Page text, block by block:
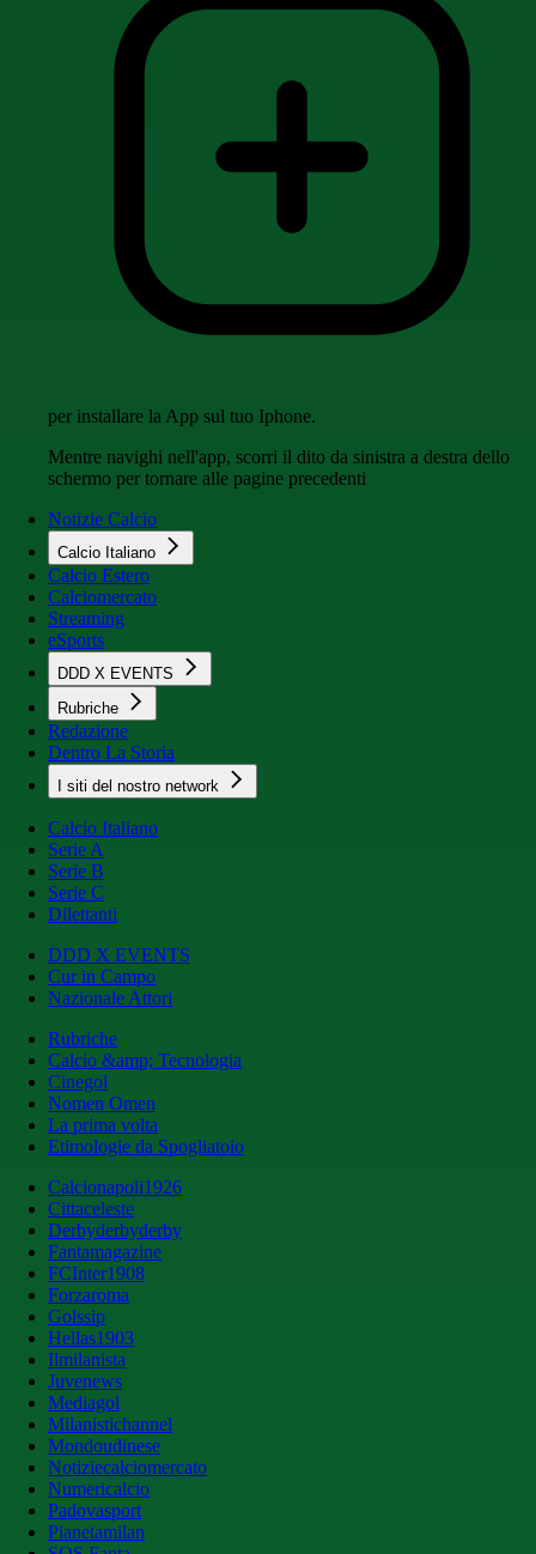
per installare la App sul tuo Iphone.
Mentre navighi nell'app, scorri il dito da sinistra a destra dello
schermo per tornare alle pagine precedenti
Notizie Calcio
Calcio Italiano
Calcio Estero
Calciomercato
Streaming
eSports
DDD X EVENTS
Rubriche
Redazione
Dentro La Storia
I siti del nostro network
Calcio Italiano
Serie A
Serie B
Serie C
Dilettanti
DDD X EVENTS
Cur in Campo
Nazionale Attori
Rubriche
Calcio &amp; Tecnologia
Cinegol
Nomen Omen
La prima volta
Etimologie da Spogliatoio
Calcionapoli1926
Cittaceleste
Derbyderbyderby
Fantamagazine
FCInter1908
Forzaroma
Golssip
Hellas1903
Ilmilanista
Juvenews
Mediagol
Milanistichannel
Mondoudinese
Notiziecalciomercato
Numericalcio
Padovasport
Pianetamilan